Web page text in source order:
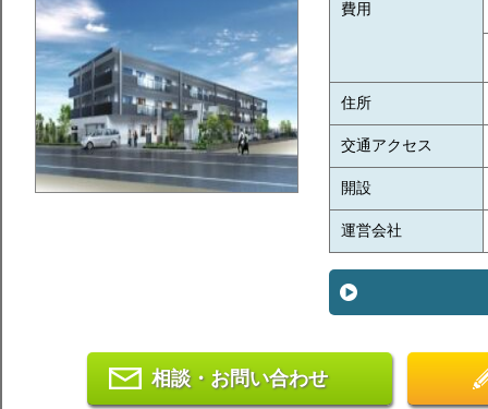
費用
住所
交通アクセス
開設
運営会社
相談・お問い合わせ